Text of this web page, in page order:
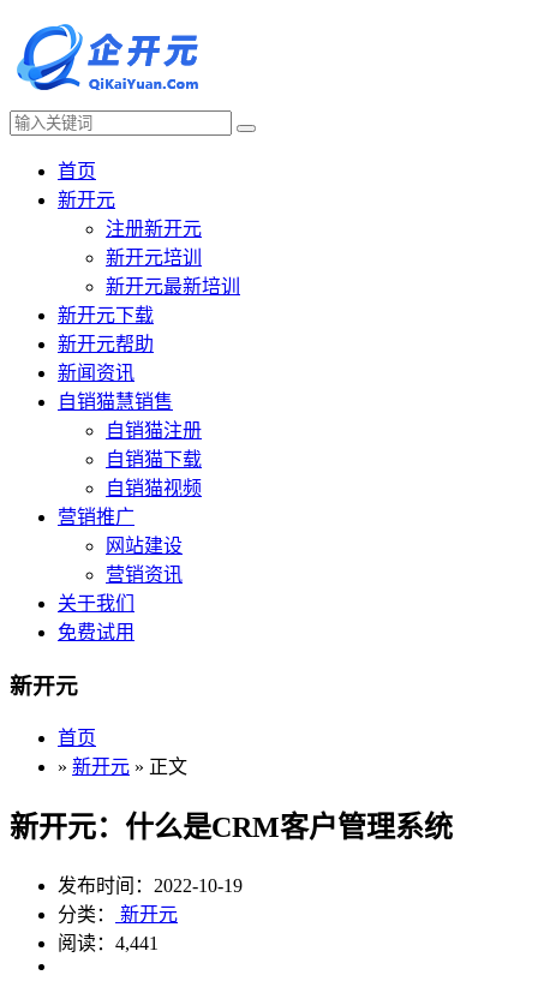
首页
新开元
注册新开元
新开元培训
新开元最新培训
新开元下载
新开元帮助
新闻资讯
自销猫慧销售
自销猫注册
自销猫下载
自销猫视频
营销推广
网站建设
营销资讯
关于我们
免费试用
新开元
首页
» 新开元 » 正文
新开元：什么是CRM客户管理系统
发布时间：2022-10-19
分类：
新开元
阅读：4,441